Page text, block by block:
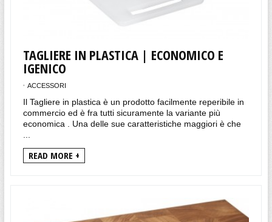
TAGLIERE IN PLASTICA | ECONOMICO E
IGENICO
ACCESSORI
Il Tagliere in plastica è un prodotto facilmente reperibile in
commercio ed è fra tutti sicuramente la variante più
economica . Una delle sue caratteristiche maggiori è che
READ MORE +